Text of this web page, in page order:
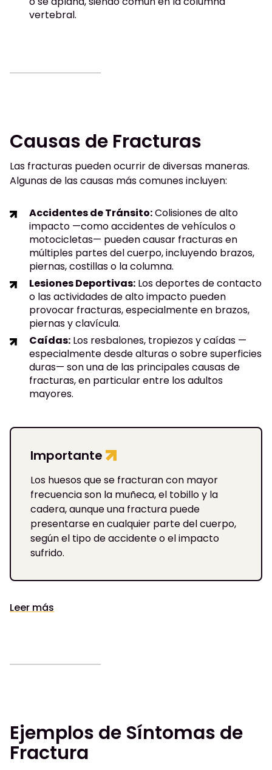
vertebral.
Causas de Fracturas
Las fracturas pueden ocurrir de diversas maneras.
Algunas de las causas más comunes incluyen:
Accidentes de Tránsito:Colisiones de alto
impacto —como accidentes de vehículos o
motocicletas— pueden causar fracturas en
múltiples partes del cuerpo, incluyendo brazos,
piernas, costillas o la columna.
Lesiones Deportivas: Los deportes de contacto
o las actividades de alto impacto pueden
provocar fracturas, especialmente en brazos,
piernas y clavícula.
Caídas: Los resbalones, tropiezos y caídas —
especialmente desde alturas o sobre superficies
duras— son una de las principales causas de
fracturas, en particular entre los adultos
mayores.
Importante
Los huesos que se fracturan con mayor
frecuencia son la muñeca, el tobillo y la
cadera, aunque una fractura puede
presentarse en cualquier parte del cuerpo,
según el tipo de accidente o el impacto
sufrido.
Leer más
Ejemplos de Síntomas de
Fractura